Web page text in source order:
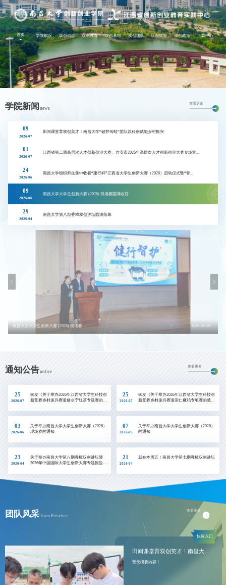
首页(current)学院概况 双创动态 双创教育 双创基地 双创团队 双创成果 双创政策 下载中心
快速入口
学院新闻 news
查看更多
09
2026-07
田间课堂育双创英才！南昌大学“破井传蛙”团队以科创赋能乡村振兴
01
2026-07
江西省第二届高层次人才创新创业大赛、吉安市2026年高层次人才创新创业大赛专场宣...
24
2026-06
南昌大学组织师生集中收看“建行杯”江西省大学生创新大赛（2026）启动仪式暨“青...
09
2026-06
南昌大学大学生创新大赛 (2026) 现场赛圆满收官
29
2026-04
南昌大学第八期香樟双创讲坛圆满落幕
南昌大学大学生创新大赛 (2026) 现场赛圆满收官 2026-06-09
通知公告notice
查看更多
25
2026-07
转发《关于举办2026年江西省大学生科技创
新竞赛乡村振兴赛道修水宁红茶专题赛的通
25
2026-07
转发《关于举办2026年江西省大学生科技创
新竞赛乡村振兴赛道崇仁麻鸡专项赛的通
03
2026-06
关于举办南昌大学大学生创新大赛（2026）
现场赛的通知
07
2026-05
关于举办南昌大学大学生创新大赛（2026）
的通知
23
2026-04
关于举办南昌大学第八期香樟双创讲坛暨
2026年中国国际大学生创新大赛专题报告的
21
2026-04
就在本周五！南昌大学第七期香樟双创讲坛
团队风采Team Presence
查看更多
暂无概要内容！